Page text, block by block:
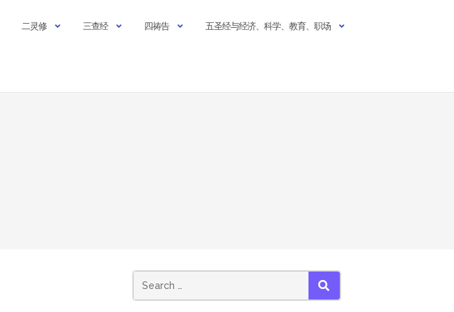
二灵修 三查经 四祷告 五圣经与经济、科学、教育、职场
Search SEARCH